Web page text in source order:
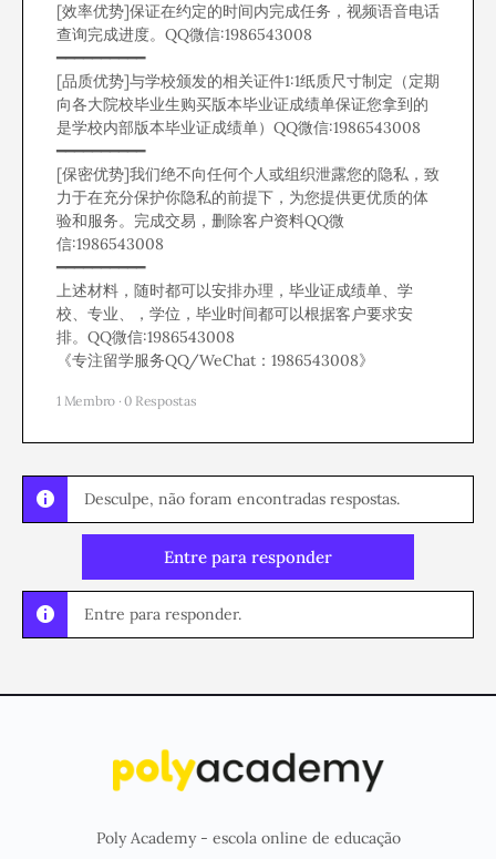
[效率优势]保证在约定的时间内完成任务，视频语音电话
查询完成进度。QQ微信:1986543008
━━━━━━━━━━
[品质优势]与学校颁发的相关证件1:1纸质尺寸制定（定期
向各大院校毕业生购买版本毕业证成绩单保证您拿到的
是学校内部版本毕业证成绩单）QQ微信:1986543008
━━━━━━━━━━
[保密优势]我们绝不向任何个人或组织泄露您的隐私，致
力于在充分保护你隐私的前提下，为您提供更优质的体
验和服务。完成交易，删除客户资料QQ微
信:1986543008
━━━━━━━━━━
上述材料，随时都可以安排办理，毕业证成绩单、学
校、专业、，学位，毕业时间都可以根据客户要求安
排。QQ微信:1986543008
《专注留学服务QQ/WeChat：1986543008》
1 Membro · 0 Respostas
Desculpe, não foram encontradas respostas.
Entre para responder
Entre para responder.
Poly Academy - escola online de educação